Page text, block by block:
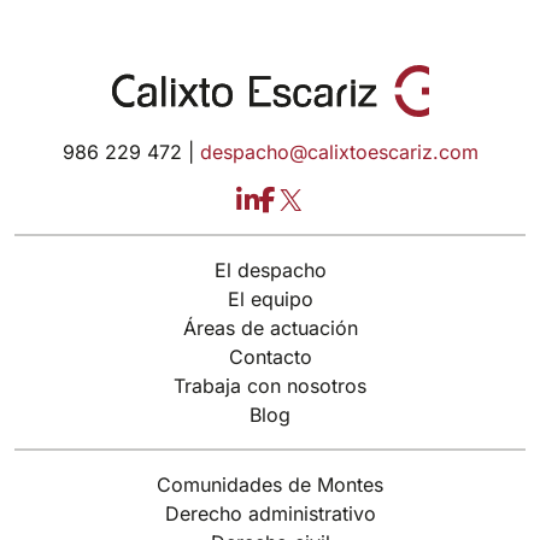
986 229 472 | despacho@calixtoescariz.com
El despacho
El equipo
Áreas de actuación
Contacto
Trabaja con nosotros
Blog
LinkedIn
Facebook
X
Comunidades de Montes
Derecho administrativo